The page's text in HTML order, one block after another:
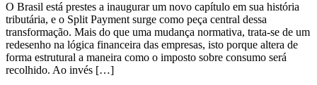
O Brasil está prestes a inaugurar um novo capítulo em sua história
tributária, e o Split Payment surge como peça central dessa
transformação. Mais do que uma mudança normativa, trata-se de um
redesenho na lógica financeira das empresas, isto porque altera de
forma estrutural a maneira como o imposto sobre consumo será
recolhido. Ao invés […]